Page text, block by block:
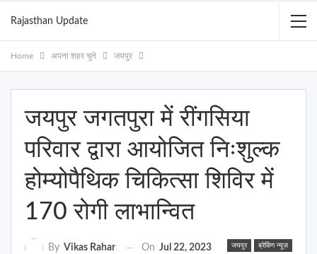
Rajasthan Update
Home अपना शहर चुने जयपुर
जयपुर जगतपुरा में रींगसिया
परिवार द्वारा आयोजित निःशुल्क
होम्योपैथिक चिकित्सा शिविर में
170 रोगी लाभान्वित
जयपुर ब्रेकिंग न्यूज़
By Vikas Rahar On Jul 22, 2023